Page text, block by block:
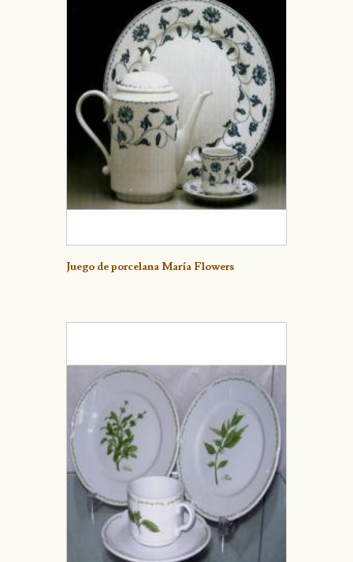
Detalle
Juego de porcelana María Flowers